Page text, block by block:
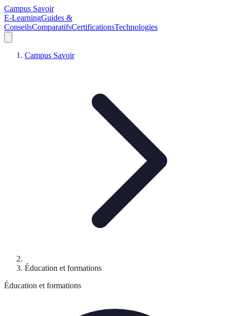
Campus Savoir
E-LearningGuides &
ConseilsComparatifsCertificationsTechnologies
Campus Savoir
Éducation et formations
Éducation et formations